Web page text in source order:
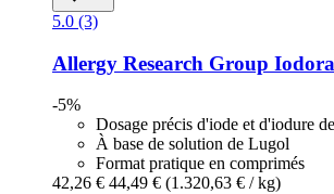
5.0 (3)
Allergy Research Group
-5%
Dosage précis d'iode et d'iodure
À base de solution de Lugol
Format pratique en comprimés
42,26 € 44,49 € (1.320,63 € / kg)